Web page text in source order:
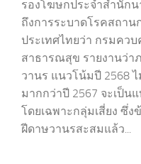
รองโฆษกประจำสำนักน
ถึงการระบาดโรคสถา
ประเทศไทยว่า กรมคว
สาธารณสุข รายงานว่า
วานร แนวโน้มปี 2568
มากกว่าปี 2567 จะเป็น
โดยเฉพาะกลุ่มเสี่ยง ซึ่
ฝีดาษวานรสะสมแล้ว...